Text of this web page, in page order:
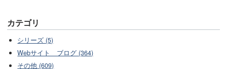
カテゴリ
シリーズ (5)
Webサイト ブログ (364)
その他 (609)